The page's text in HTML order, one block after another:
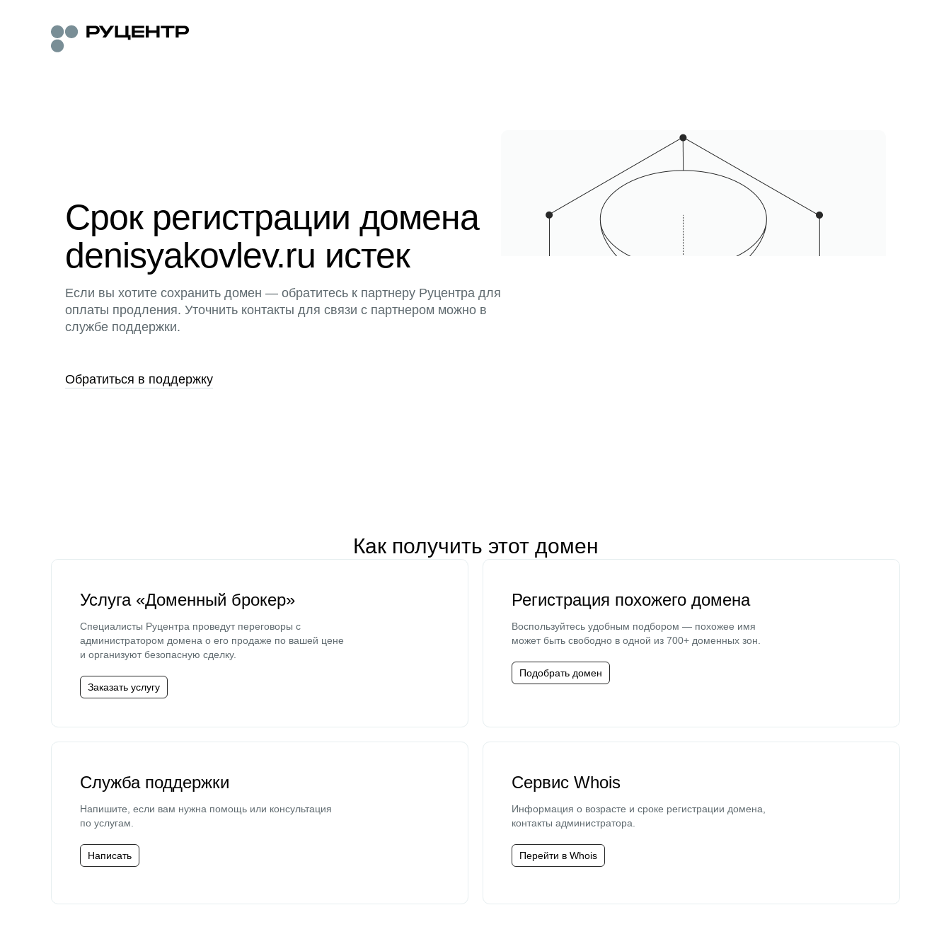
Срок регистрации домена
denisyakovlev.ru истек
Если вы хотите сохранить домен — обратитесь к партнеру Руцентра для
оплаты продления. Уточнить контакты для связи с партнером можно в
службе поддержки.
Обратиться в поддержку
Как получить этот домен
Услуга «Доменный брокер»
Специалисты Руцентра проведут переговоры с
администратором домена о его продаже по вашей цене
и организуют безопасную сделку.
Заказать услугу
Регистрация похожего домена
Воспользуйтесь удобным подбором — похожее имя
может быть свободно в одной из 700+ доменных зон.
Подобрать домен
Служба поддержки
Напишите, если вам нужна помощь или консультация
по услугам.
Написать
Сервис Whois
Информация о возрасте и сроке регистрации домена,
контакты администратора.
Перейти в Whois